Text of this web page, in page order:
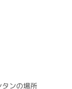
タンの場所